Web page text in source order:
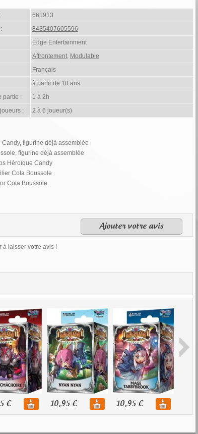
661913
8435407605596
Edge Entertainment
Affrontement, Modulable
Français
à partir de 10 ans
partie :
1 à 2h
:
2 à 6 joueur(s)
Candy, figurine déjà assemblée
figurine déjà assemblée
Héroïque Candy
Cola Boussole
Cola Boussole.
Ajouter votre avis
à laisser votre avis !
€ 10,95 € 10,95 €